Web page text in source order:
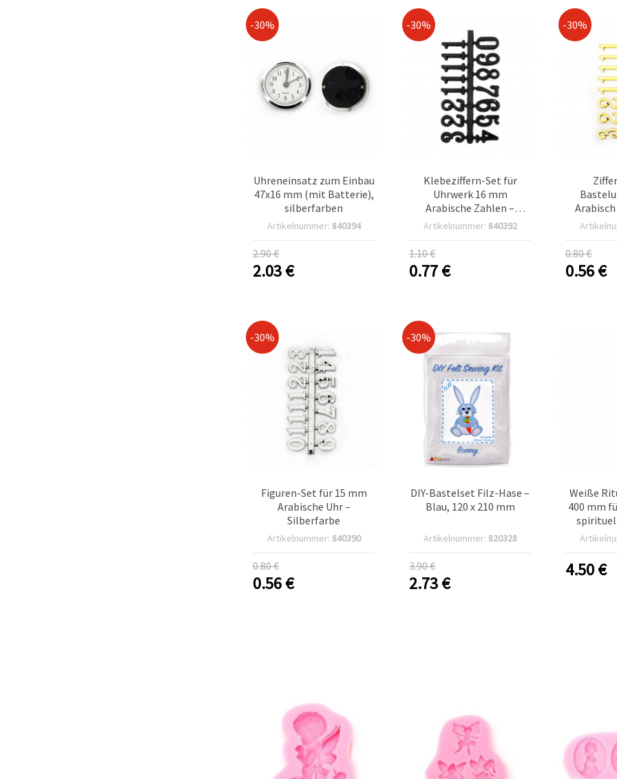
-30%
Uhreneinsatz zum Einbau
47x16 mm (mit Batterie),
silberfarben
Artikelnummer: 840394
2.90 €
2.03€
-30%
Klebeziffern-Set für
Uhrwerk 16 mm
Arabische Zahlen –
Schwarz
Artikelnummer: 840392
1.10 €
0.77€
-30%
0.80 €
0.56€
-30%
Figuren-Set für 15 mm
Arabische Uhr –
Silberfarbe
Artikelnummer: 840390
0.80 €
0.56€
-30%
DIY-Bastelset Filz-Hase –
Blau, 120 x 210 mm
Artikelnummer: 820328
3.90 €
2.73€
Weiße
400 mm
4.50€